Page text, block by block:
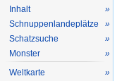
Inhalt
»
Schnuppenlandeplätze
»
Schatzsuche
»
Monster
»
Weltkarte
»